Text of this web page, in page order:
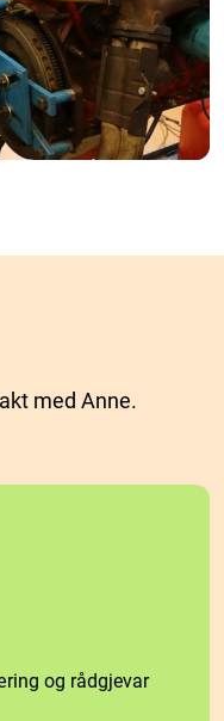
med Anne.
og rådgjevar